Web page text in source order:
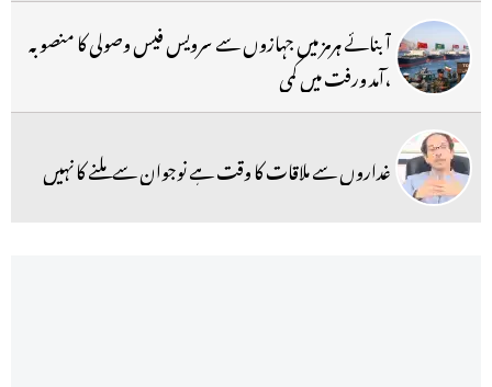
آبنائے ہرمز میں جہازوں سے سرویس فیس وصولی کا منصوبہ
،آمد ورفت میں کمی
غداروں سے ملاقات کا وقت ہے نوجوان سے ملنے کا نہیں